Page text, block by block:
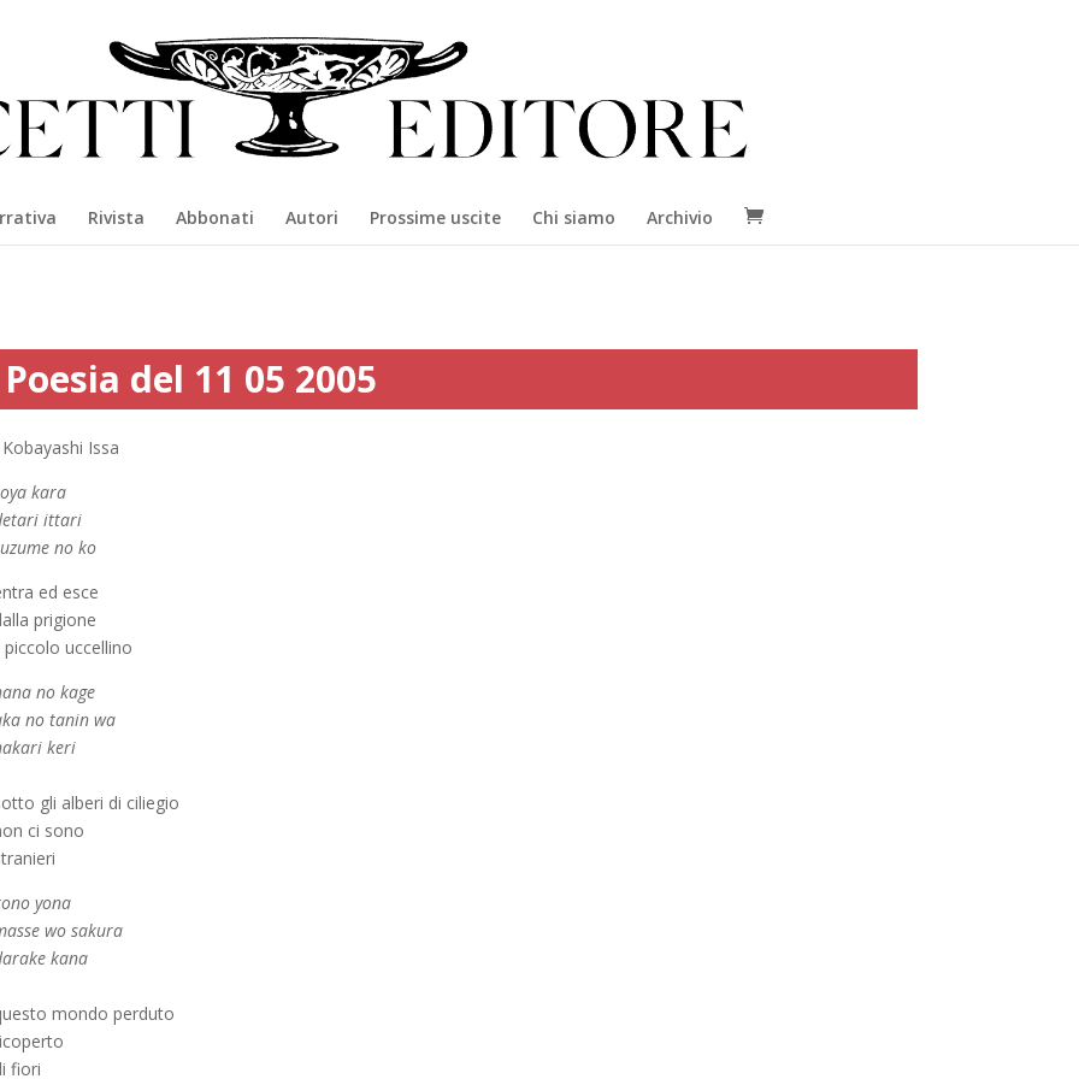
Rivista Abbonati Autori Prossime uscite Chi siamo Archivio
Poesia del 11 05 2005
Kobayashi Issa
kara
ittari
no ko
ed esce
prigione
piccolo uccellino
no kage
no tanin wa
keri
gli alberi di ciliegio
ci sono
yona
wo sakura
kana
mondo perduto
fiori